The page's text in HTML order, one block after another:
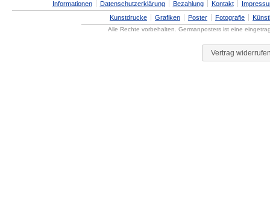
Informationen Datenschutzerklärung Bezahlung Kontakt
Kunstdrucke
Grafiken Poster Fotografie
Alle Rechte vorbehalten. Germanposters ist eine
Vertrag